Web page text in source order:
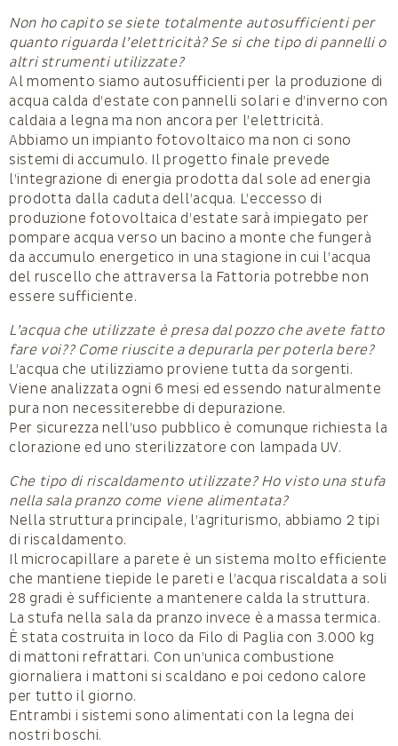
Non ho capito se siete totalmente autosufficienti per
quanto riguarda l’elettricità? Se si che tipo di pannelli o
altri strumenti utilizzate?
Al momento siamo autosufficienti per la produzione di
acqua calda d’estate con pannelli solari e d’inverno con
caldaia a legna ma non ancora per l’elettricità.
Abbiamo un impianto fotovoltaico ma non ci sono
sistemi di accumulo. Il progetto finale prevede
l’integrazione di energia prodotta dal sole ad energia
prodotta dalla caduta dell’acqua. L’eccesso di
produzione fotovoltaica d’estate sarà impiegato per
pompare acqua verso un bacino a monte che fungerà
da accumulo energetico in una stagione in cui l’acqua
del ruscello che attraversa la Fattoria potrebbe non
essere sufficiente.
L’acqua che utilizzate è presa dal pozzo che avete fatto
fare voi?? Come riuscite a depurarla per poterla bere?
L’acqua che utilizziamo proviene tutta da sorgenti.
Viene analizzata ogni 6 mesi ed essendo naturalmente
pura non necessiterebbe di depurazione.
Per sicurezza nell’uso pubblico è comunque richiesta la
clorazione ed uno sterilizzatore con lampada UV.
Che tipo di riscaldamento utilizzate? Ho visto una stufa
nella sala pranzo come viene alimentata?
Nella struttura principale, l’agriturismo, abbiamo 2 tipi
di riscaldamento.
Il microcapillare a parete è un sistema molto efficiente
che mantiene tiepide le pareti e l’acqua riscaldata a soli
28 gradi è sufficiente a mantenere calda la struttura.
La stufa nella sala da pranzo invece è a massa termica.
È stata costruita in loco da Filo di Paglia con 3.000 kg
di mattoni refrattari. Con un’unica combustione
giornaliera i mattoni si scaldano e poi cedono calore
per tutto il giorno.
Entrambi i sistemi sono alimentati con la legna dei
nostri boschi.